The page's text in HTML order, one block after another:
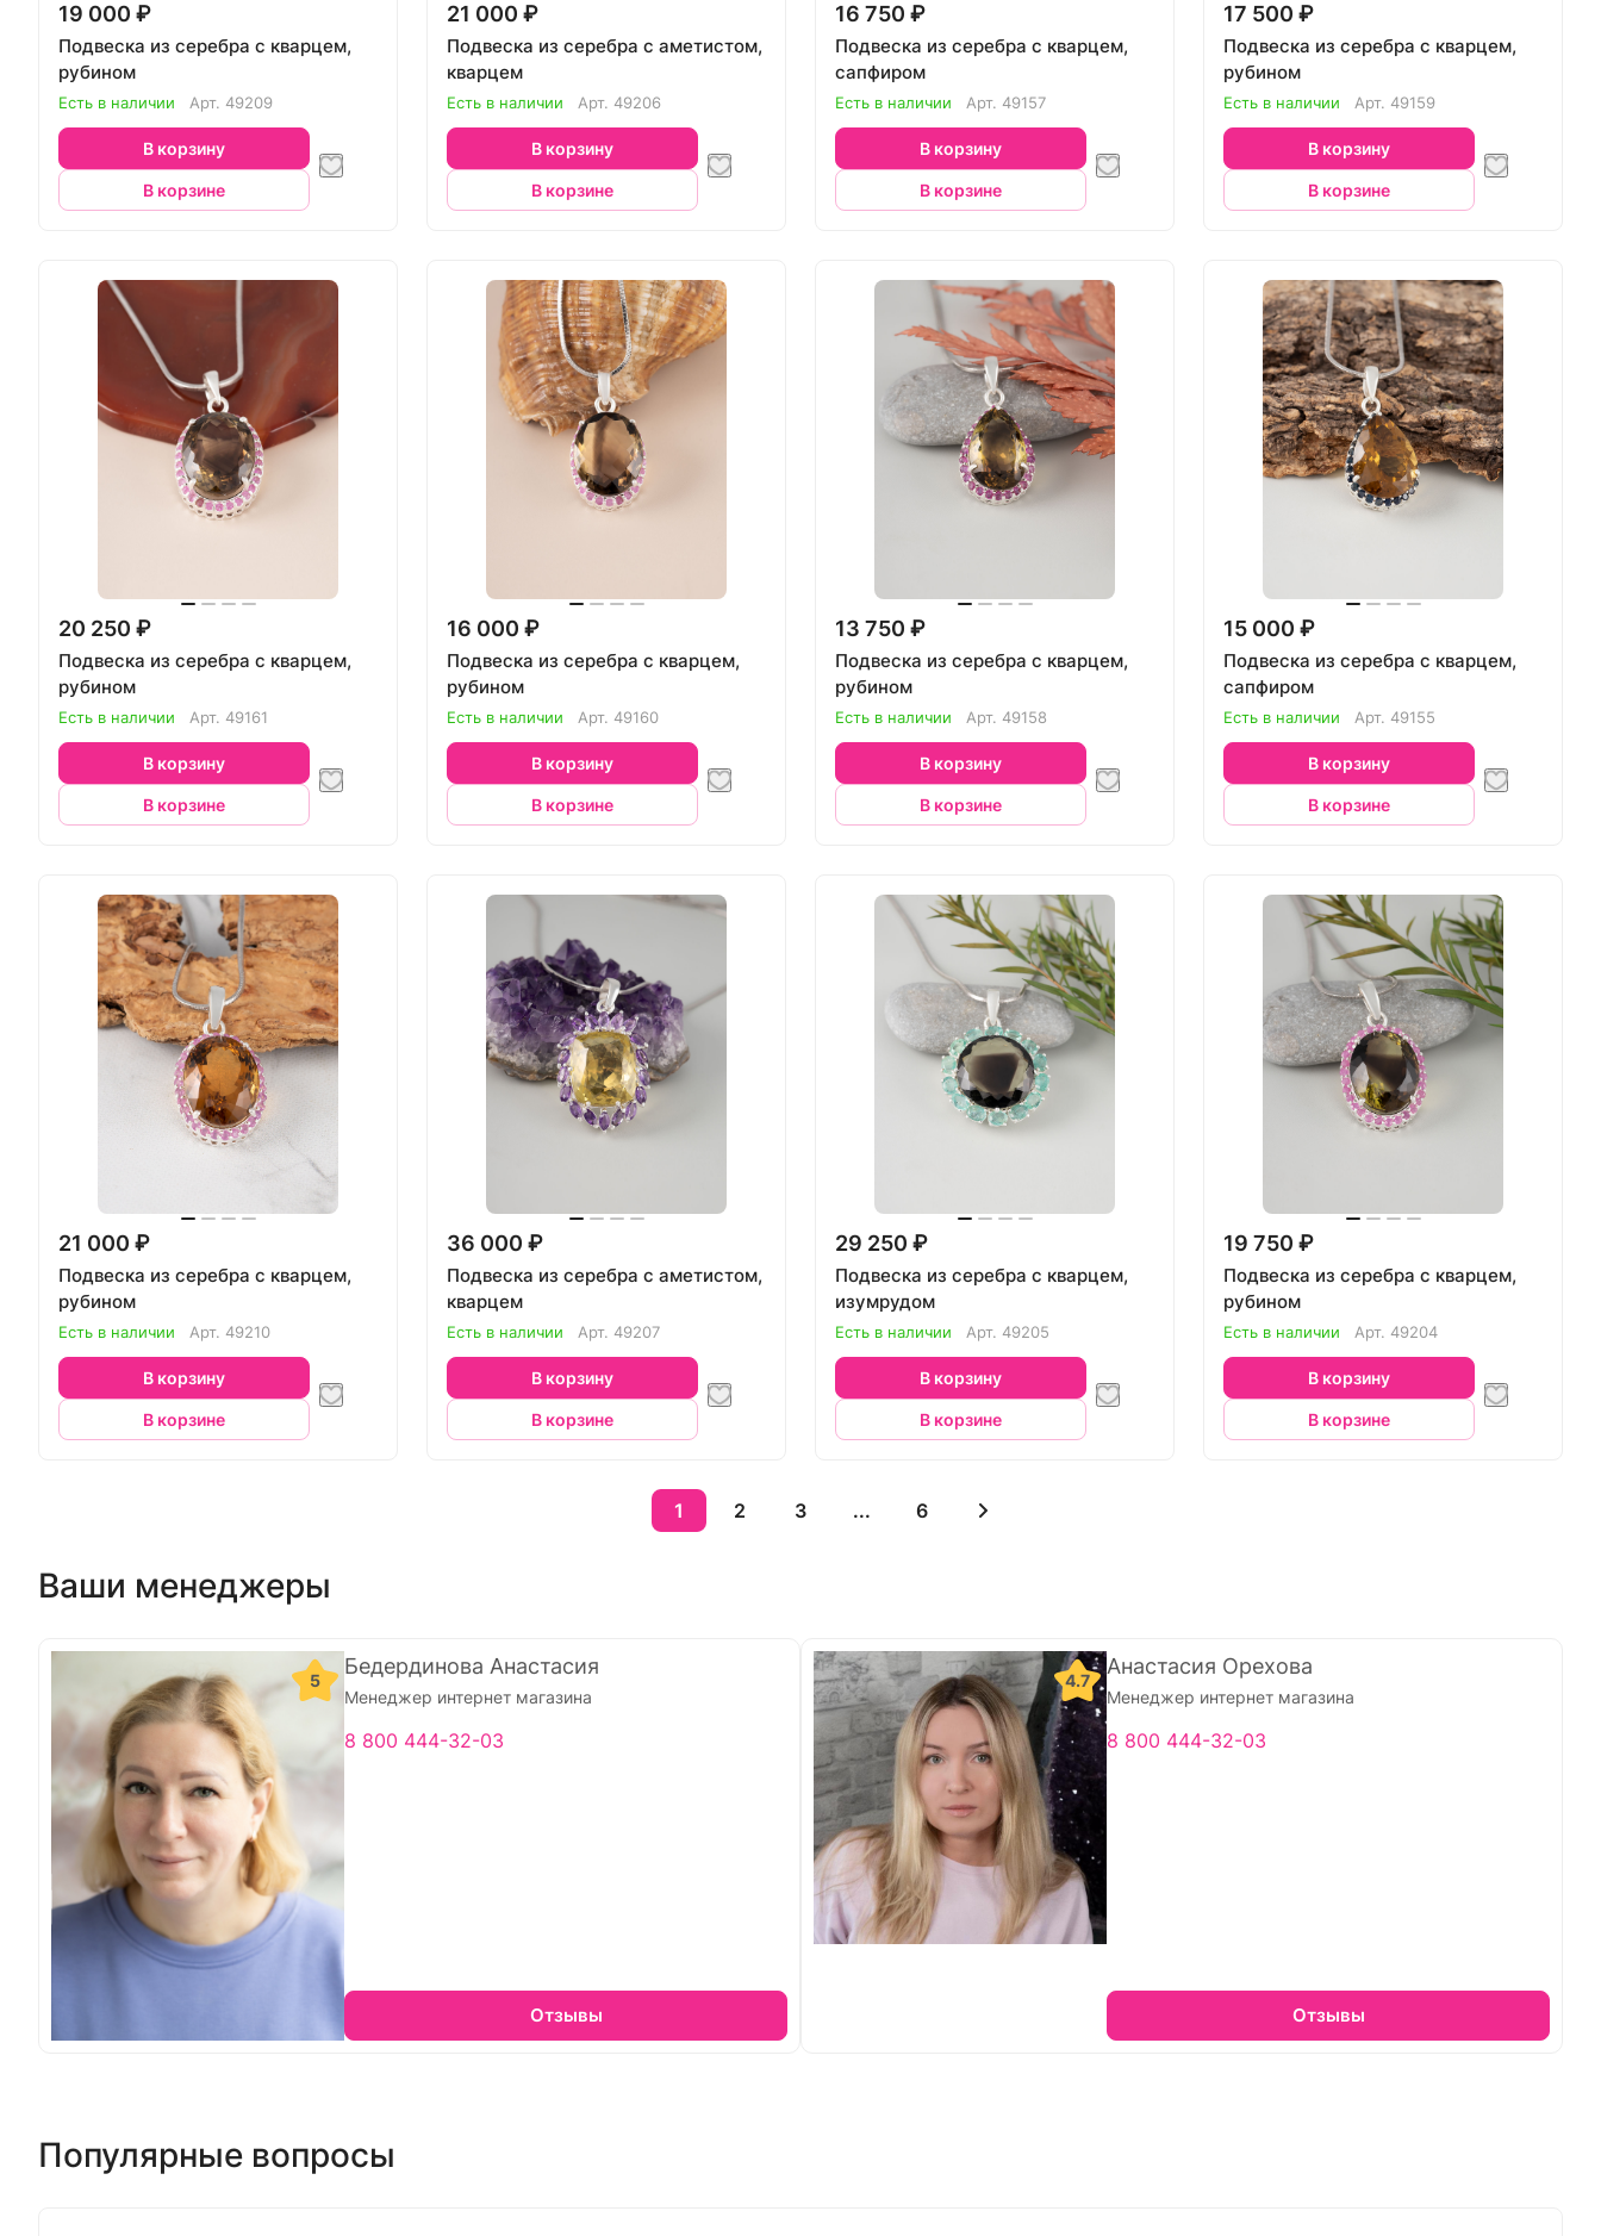
19 000 ₽
Подвеска из серебра с кварцем,
рубином
Есть в наличии Арт. 49209
В корзину
В корзине
21 000 ₽
Подвеска из серебра с аметистом,
кварцем
Есть в наличии Арт. 49206
В корзину
В корзине
16 750 ₽
Подвеска из серебра с кварцем,
сапфиром
Есть в наличии Арт. 49157
В корзину
В корзине
17 500 ₽
Подвеска из серебра с кварцем,
рубином
Есть в наличии Арт. 49159
В корзину
В корзине
20 250 ₽
Подвеска из серебра с кварцем,
рубином
Есть в наличии Арт. 49161
В корзину
В корзине
16 000 ₽
Подвеска из серебра с кварцем,
рубином
Есть в наличии Арт. 49160
В корзину
В корзине
13 750 ₽
Подвеска из серебра с кварцем,
рубином
Есть в наличии Арт. 49158
В корзину
В корзине
15 000 ₽
Подвеска из серебра с кварцем,
сапфиром
Есть в наличии Арт. 49155
В корзину
В корзине
21 000 ₽
Подвеска из серебра с кварцем,
рубином
Есть в наличии Арт. 49210
В корзину
В корзине
36 000 ₽
Подвеска из серебра с аметистом,
кварцем
Есть в наличии Арт. 49207
В корзину
В корзине
29 250 ₽
Подвеска из серебра с кварцем,
изумрудом
Есть в наличии Арт. 49205
В корзину
В корзине
19 750 ₽
Подвеска из серебра с кварцем,
рубином
Есть в наличии Арт. 49204
В корзину
В корзине
1 2 3 ... 6
Ваши менеджеры
5
Бедердинова Анастасия
Менеджер интернет магазина
8 800 444-32-03
Отзывы
4.7
Анастасия Орехова
Менеджер интернет магазина
8 800 444-32-03
Отзывы
Популярные вопросы